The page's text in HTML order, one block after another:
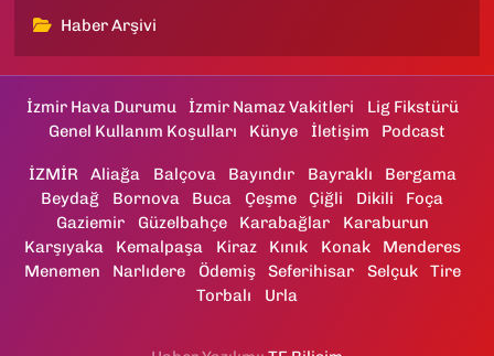
Haber Arşivi
İzmir Hava Durumu İzmir Namaz Vakitleri
Lig Fikstürü
Genel Kullanım Koşulları
Künye İletişim Podcast
İZMİR Aliağa Balçova Bayındır Bayraklı
Bergama
Beydağ
Bornova Buca Çeşme Çiğli Dikili
Foça
Gaziemir
Güzelbahçe Karabağlar
Karaburun
Karşıyaka
Kemalpaşa Kiraz Kınık Konak
Menderes
Menemen
Narlıdere Ödemiş Seferihisar Selçuk
Tire
Torbalı
Urla